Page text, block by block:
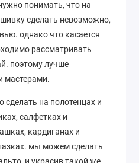
понимать, что на
сделать невозможно,
однако что касается
рассматривать
поэтому лучше
мастерами.
на полотенцах и
салфетках и
кардиганах и
мы можем сделать
и украсив такой же